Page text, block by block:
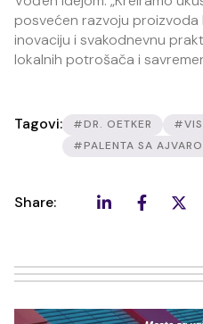
posvećen razvoju proizvoda
inovaciju i svakodnevnu
lokalnih potrošača i
Tagovi: #DR. OETKER
#PALENTA SA
Share: